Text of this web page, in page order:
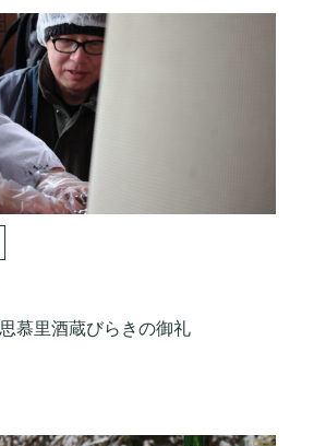
慕里酒蔵びらきの御礼